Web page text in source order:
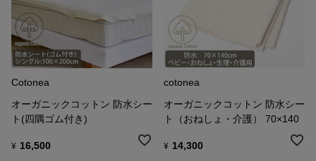
Cotonea
オーガニックコットン 防水シー
ト(四隅ゴム付き)
¥ 16,500
cotonea
オーガニックコットン 防水シー
ト（おねしょ・介護） 70×140
¥ 14,300